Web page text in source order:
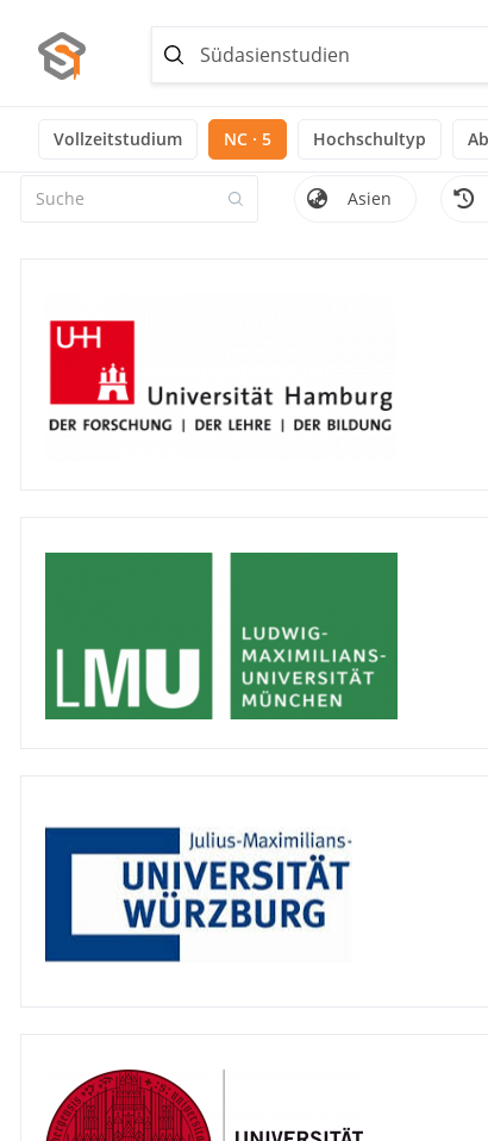
Vollzeitstudium NC · 5 Hochschultyp
Ausgewählte Themen: Noch keine Themen
Asien